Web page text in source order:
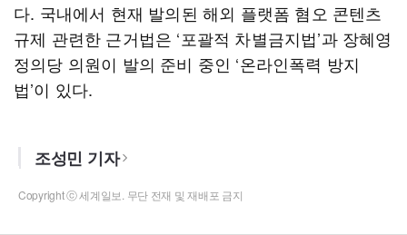
다. 국내에서 현재 발의된 해외 플랫폼 혐오 콘텐츠
규제 관련한 근거법은 ‘포괄적 차별금지법’과 장혜영
정의당 의원이 발의 준비 중인 ‘온라인폭력 방지
법’이 있다.
조성민 기자
Copyright ⓒ 세계일보. 무단 전재 및 재배포 금지